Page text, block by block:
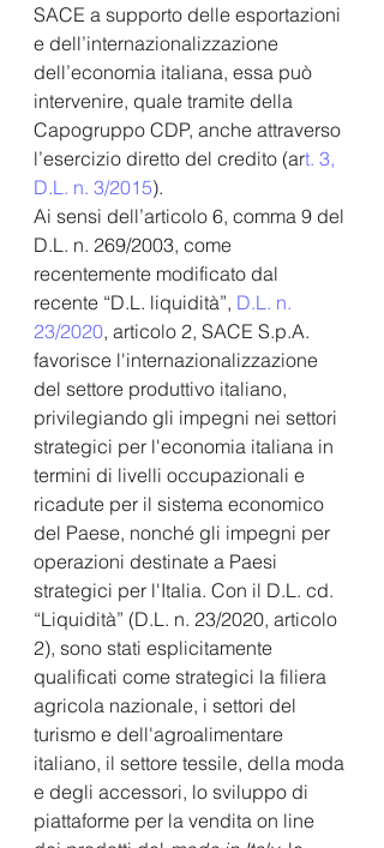
SACE a supporto delle esportazioni
e dell’internazionalizzazione
dell’economia italiana, essa può
intervenire, quale tramite della
Capogruppo CDP, anche attraverso
l’esercizio diretto del credito (art. 3,
D.L. n. 3/2015).
Ai sensi dell’articolo 6, comma 9 del
D.L. n. 269/2003, come
recentemente modificato dal
recente “D.L. liquidità”, D.L. n.
23/2020, articolo 2, SACE S.p.A.
favorisce l'internazionalizzazione
del settore produttivo italiano,
privilegiando gli impegni nei settori
strategici per l'economia italiana in
termini di livelli occupazionali e
ricadute per il sistema economico
del Paese, nonché gli impegni per
operazioni destinate a Paesi
strategici per l'Italia. Con il D.L. cd.
“Liquidità” (D.L. n. 23/2020, articolo
2), sono stati esplicitamente
qualificati come strategici la filiera
agricola nazionale, i settori del
turismo e dell'agroalimentare
italiano, il settore tessile, della moda
e degli accessori, lo sviluppo di
piattaforme per la vendita on line